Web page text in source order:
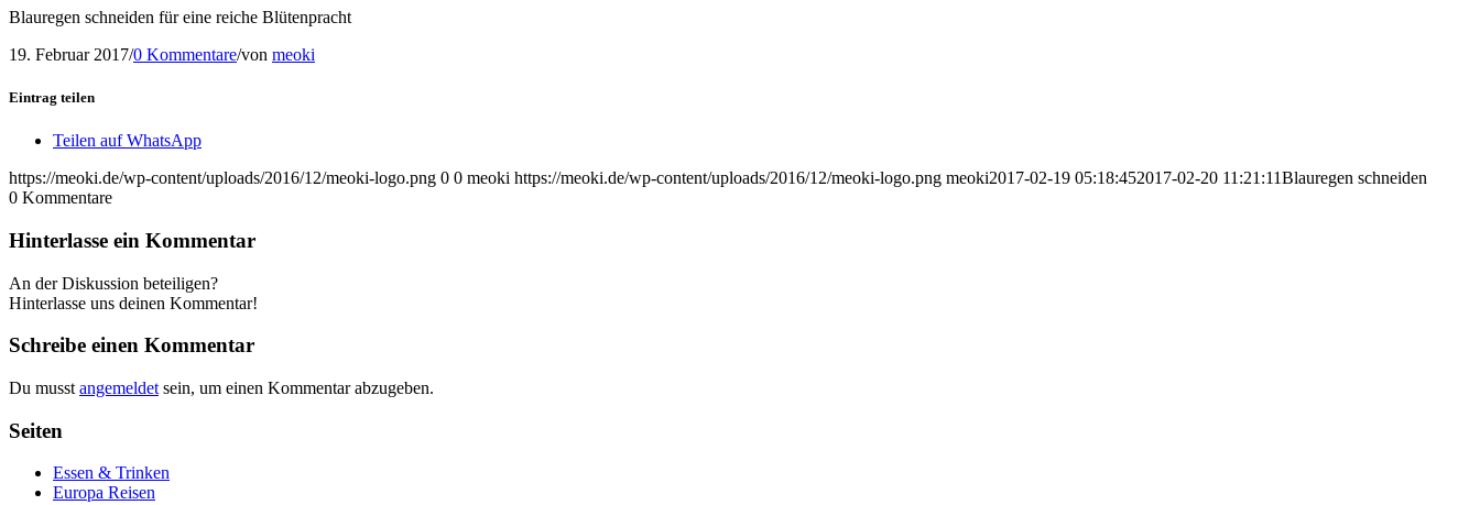
Blauregen schneiden für eine reiche Blütenpracht
19. Februar 2017/0 Kommentare/von meoki
Eintrag teilen
Teilen auf WhatsApp
https://meoki.de/wp-content/uploads/2016/12/meoki-logo.png 0 0 meoki https://meoki.de/wp-content/uploads/2016/12/meoki-logo.png meoki2017-02-19 05:18:452017-02-20 11:21:11Blauregen schneiden
0 Kommentare
Hinterlasse ein Kommentar
An der Diskussion beteiligen?
Hinterlasse uns deinen Kommentar!
Schreibe einen Kommentar
Du musst angemeldet sein, um einen Kommentar abzugeben.
Seiten
Essen & Trinken
Europa Reisen